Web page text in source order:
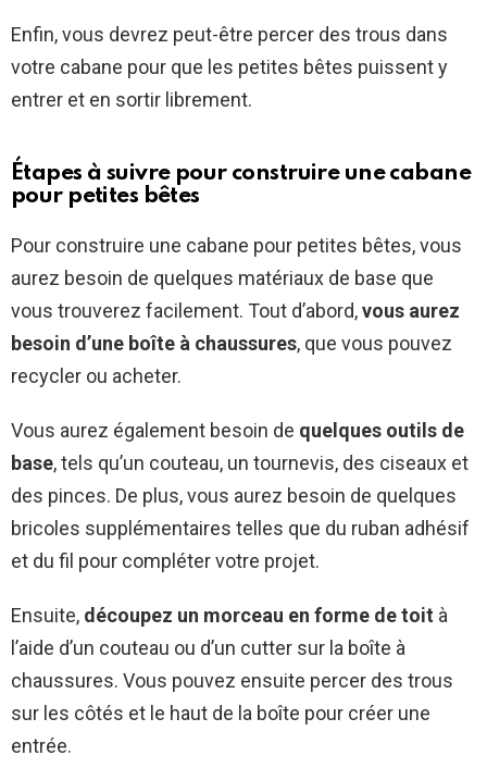
Enfin, vous devrez peut-être percer des trous dans
votre cabane pour que les petites bêtes puissent y
entrer et en sortir librement.
Étapes à suivre pour construire une cabane
pour petites bêtes
Pour construire une cabane pour petites bêtes, vous
aurez besoin de quelques matériaux de base que
vous trouverez facilement. Tout d’abord,vous aurez
besoin d’une boîte à chaussures, que vous pouvez
recycler ou acheter.
Vous aurez également besoin de quelques outils de
base, tels qu’un couteau, un tournevis, des ciseaux et
des pinces. De plus, vous aurez besoin de quelques
bricoles supplémentaires telles que du ruban adhésif
et du fil pour compléter votre projet.
Ensuite, découpez un morceau en forme de toit à
l’aide d’un couteau ou d’un cutter sur la boîte à
chaussures. Vous pouvez ensuite percer des trous
sur les côtés et le haut de la boîte pour créer une
entrée.